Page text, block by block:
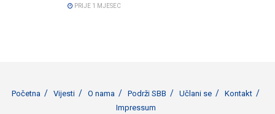
PRIJE 1 MJESEC
Početna Vijesti O nama Podrži SBB Učlani se
Kontakt
Impressum